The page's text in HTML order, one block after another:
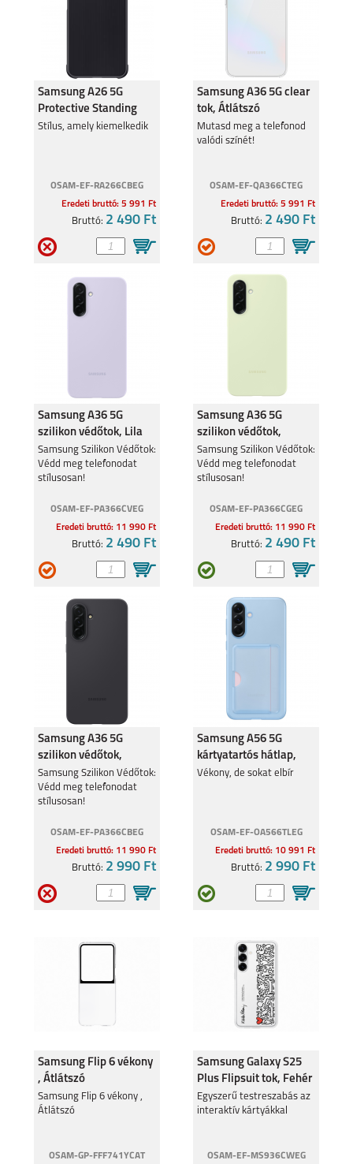
Samsung A26 5G
Protective Standing
cover, Fekete
Stílus, amely kiemelkedik
OSAM-EF-RA266CBEG
Eredeti bruttó: 5 991 Ft
Bruttó: 2 490 Ft
Samsung A36 5G clear
tok, Átlátszó
Mutasd meg a telefonod
valódi színét!
OSAM-EF-QA366CTEG
Eredeti bruttó: 5 991 Ft
Bruttó: 2 490 Ft
Samsung A36 5G
szilikon védőtok, Lila
Samsung Szilikon Védőtok:
Védd meg telefonodat
stílusosan!
OSAM-EF-PA366CVEG
Eredeti bruttó: 11 990 Ft
Bruttó: 2 490 Ft
Samsung A36 5G
szilikon védőtok,
Világos Zöld
Samsung Szilikon Védőtok:
Védd meg telefonodat
stílusosan!
OSAM-EF-PA366CGEG
Eredeti bruttó: 11 990 Ft
Bruttó: 2 490 Ft
Samsung A36 5G
szilikon védőtok,
Fekete
Samsung Szilikon Védőtok:
Védd meg telefonodat
stílusosan!
OSAM-EF-PA366CBEG
Eredeti bruttó: 11 990 Ft
Bruttó: 2 990 Ft
Samsung A56 5G
kártyatartós hátlap,
Kék
Vékony, de sokat elbír
OSAM-EF-OA566TLEG
Eredeti bruttó: 10 991 Ft
Bruttó: 2 990 Ft
Samsung Flip 6 vékony
, Átlátszó
Samsung Flip 6 vékony ,
Átlátszó
OSAM-GP-FFF741YCAT
Samsung Galaxy S25
Plus Flipsuit tok, Fehér
Egyszerű testreszabás az
interaktív kártyákkal
OSAM-EF-MS936CWEG